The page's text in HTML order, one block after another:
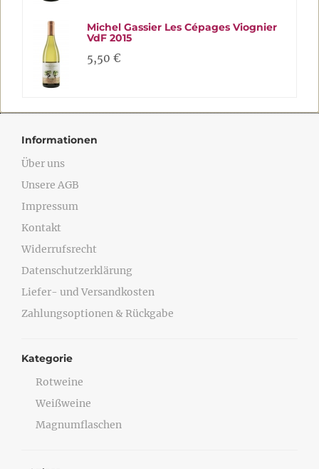
Michel Gassier Les Cépages Viognier
VdF 2015
5,50 €
Informationen
Über uns
Unsere AGB
Impressum
Kontakt
Widerrufsrecht
Datenschutzerklärung
Liefer- und Versandkosten
Zahlungsoptionen & Rückgabe
Kategorie
Rotweine
Weißweine
Magnumflaschen